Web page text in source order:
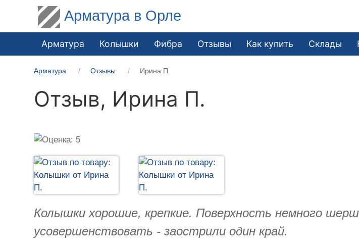
Арматура в Орле
Арматура Колышки Фибра Отзывы Как купить Склады
Арматура Отзывы Ирина П.
Отзыв, Ирина П.
Колышки хорошие, крепкие. Поверхность немного
усовершенствовать - заострили один край.